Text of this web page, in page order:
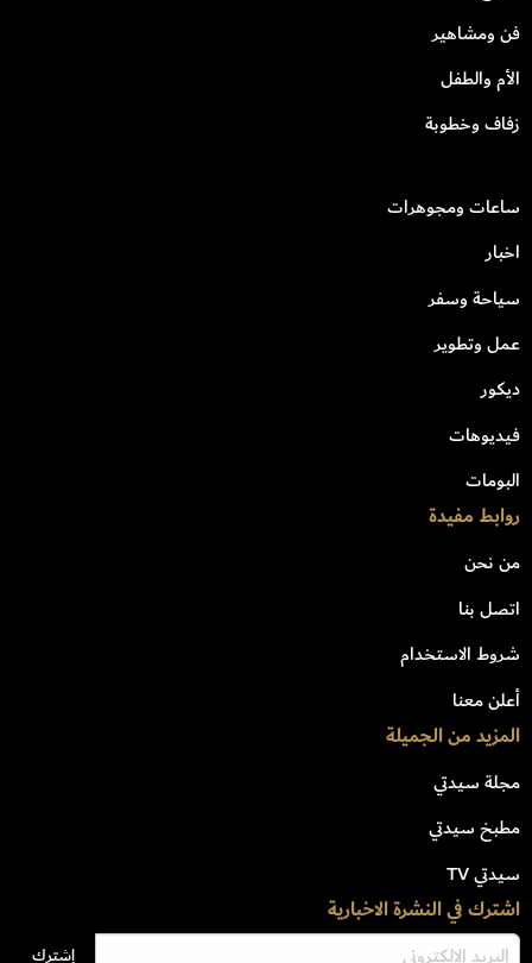
فن ومشاهير
الأم والطفل
زفاف وخطوبة
ساعات ومجوهرات
اخبار
سياحة وسفر
عمل وتطوير
ديكور
فيديوهات
البومات
روابط مفيدة
من نحن
اتصل بنا
شروط الاستخدام
أعلن معنا
المزيد من الجميلة
مجلة سيدتي
مطبخ سيدتي
سيدتي TV
اشترك في النشرة الاخبارية